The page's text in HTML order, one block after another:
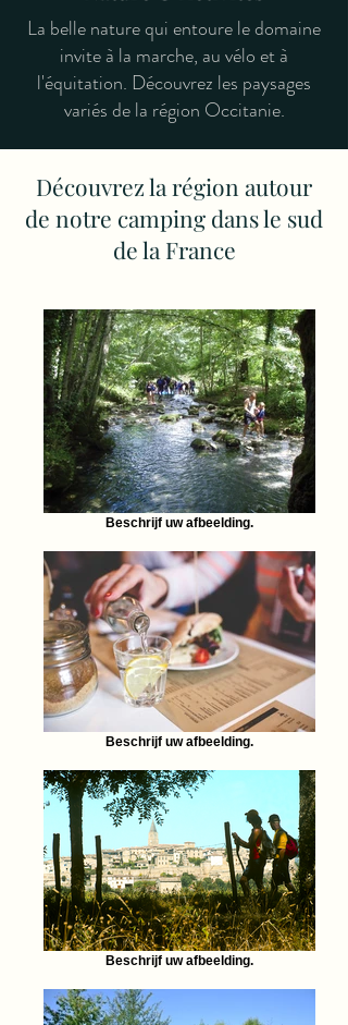
La belle nature qui entoure le domaine
invite à la marche, au vélo et à
l'équitation. Découvrez les paysages
variés de la région Occitanie.
Découvrez la région autour
de notre camping dans le sud
de la France
Beschrijf uw afbeelding.
Beschrijf uw afbeelding.
Beschrijf uw afbeelding.